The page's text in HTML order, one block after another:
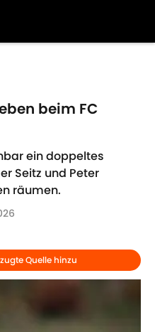
beim FC
ein doppeltes
Seitz und Peter
räumen.
Quelle hinzu